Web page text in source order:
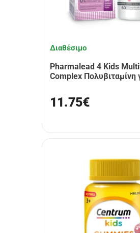
Διαθέσιμο
Pharmalead 4 Kids
Complex Πολυβιταμίνη
11.75€